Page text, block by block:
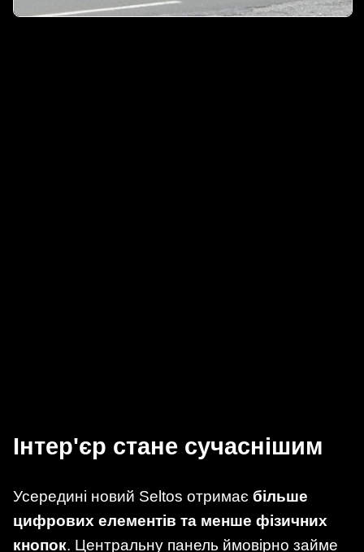
Інтер'єр стане сучаснішим
Усередині новий Seltos отримає більше
цифрових елементів та менше фізичних
кнопок. Центральну панель ймовірно займе